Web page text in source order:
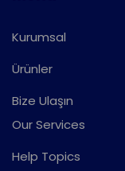
Kurumsal
Ürünler
Bize Ulaşın
Our Services
Help Topics